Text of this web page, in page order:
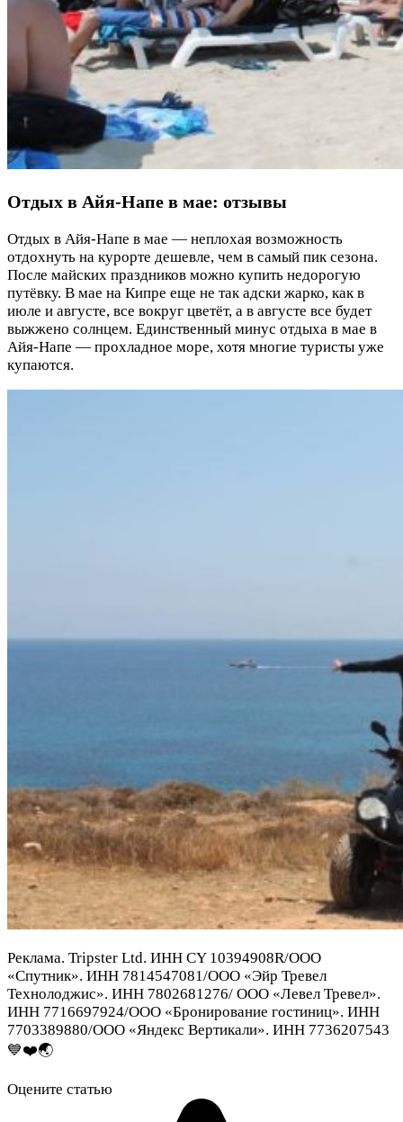
Отдых в Айя-Напе в мае: отзывы
Отдых в Айя-Напе в мае — неплохая возможность
отдохнуть на курорте дешевле, чем в самый пик сезона.
После майских праздников можно купить недорогую
путёвку. В мае на Кипре еще не так адски жарко, как в
июле и августе, все вокруг цветёт, а в августе все будет
выжжено солнцем. Единственный минус отдыха в мае в
Айя-Напе — прохладное море, хотя многие туристы уже
купаются.
Реклама. Tripster Ltd. ИНН CY 10394908R/ООО
«Спутник». ИНН 7814547081/ООО «Эйр Тревел
Технолоджис». ИНН 7802681276/ ООО «Левел Тревел».
ИНН 7716697924/ООО «Бронирование гостиниц». ИНН
7703389880/ООО «Яндекс Вертикали». ИНН 7736207543
💙❤️🌏
Оцените статью